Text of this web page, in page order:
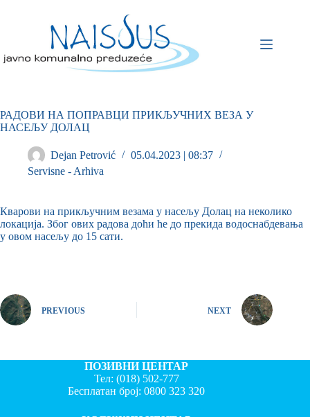
РАДОВИ НА ПОПРАВЦИ ПРИКЉУЧНИХ ВЕЗА У
НАСЕЉУ ДОЛАЦ
Dejan Petrović
05.04.2023 | 08:37
Servisne - Arhiva
Кварови на прикључним везама у насељу Долац на неколико
локација. Због ових радова доћи ће до прекида водоснабдевања
у овом насељу до 15 сати.
PREVIOUS NEXT
ПОЗИВНИ ЦЕНТАР
Тел: (018) 502-777
Бесплатан број:0800 323 320